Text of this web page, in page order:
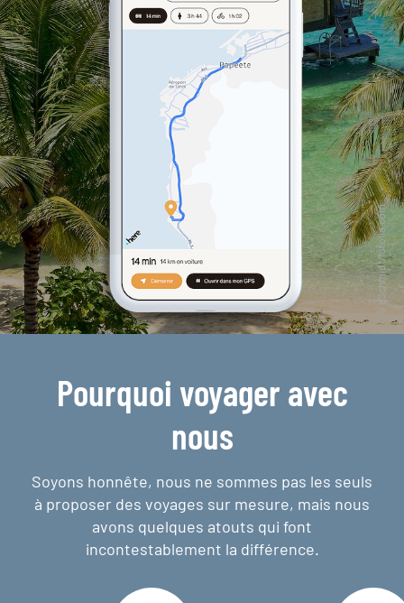
Pourquoi voyager avec
nous
Soyons honnête, nous ne sommes pas les seuls
à proposer des voyages sur mesure, mais nous
avons quelques atouts qui font
incontestablement la différence.